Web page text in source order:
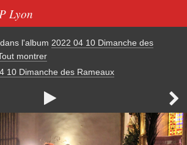
Lyon
l'album 2022 04 10 Dimanche des
montrer
10 Dimanche des Rameaux
 